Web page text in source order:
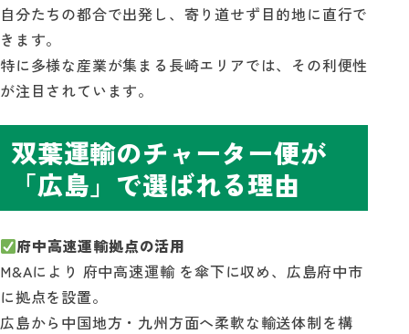
自分たちの都合で出発し、寄り道せず目的地に直行で
きます。
特に多様な産業が集まる長崎エリアでは、その利便性
が注目されています。
双葉運輸のチャーター便が
「広島」で選ばれる理由
府中高速運輸拠点の活用
M&Aにより 府中高速運輸 を傘下に収め、広島府中市
に拠点を設置。
広島から中国地方・九州方面へ柔軟な輸送体制を構